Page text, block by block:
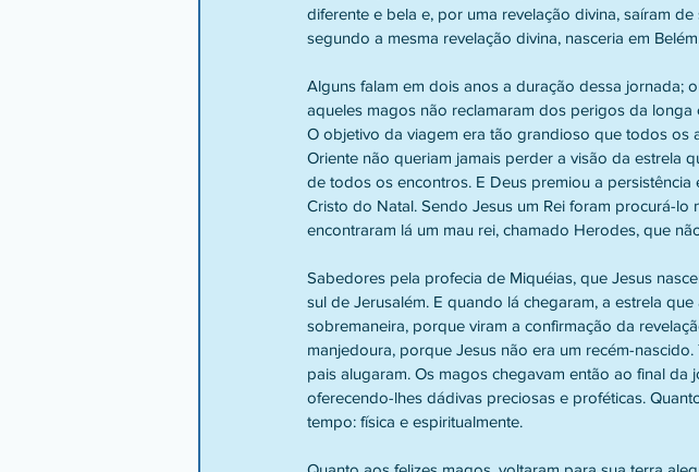
diferente e bela e, por uma revelação divina, saíram
segundo a mesma revelação divina, nasceria em Belém.
Alguns falam em dois anos a duração dessa jornada;
aqueles magos não reclamaram dos perigos da
O objetivo da viagem era tão grandioso que todos os
Oriente não queriam jamais perder a visão da estrela
de todos os encontros. E Deus premiou a
Cristo do Natal. Sendo Jesus um Rei foram procurá-
encontraram lá um mau rei, chamado Herodes, que
Sabedores pela profecia de Miquéias, que Jesus
sul de Jerusalém. E quando lá chegaram, a estrela
sobremaneira, porque viram a confirmação da
manjedoura, porque Jesus não era um recém-
pais alugaram. Os magos chegavam então ao final
oferecendo-lhes dádivas preciosas e proféticas.
tempo: física e espiritualmente.